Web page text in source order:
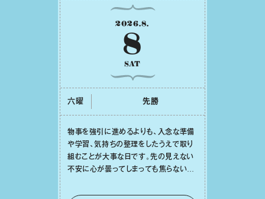
2026.8.
8
SAT
六曜 先勝
物事を強引に進めるよりも、⼊念な準備
や学習、気持ちの整理をしたうえで取り
組むことが⼤事な⽇です。先の⾒えない
不安に⼼が曇ってしまっても焦らない
⾝や疲れていそうな⼈をいたわることに